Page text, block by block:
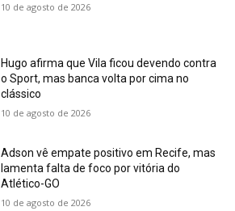
10 de agosto de 2026
Hugo afirma que Vila ficou devendo contra
o Sport, mas banca volta por cima no
clássico
10 de agosto de 2026
Adson vê empate positivo em Recife, mas
lamenta falta de foco por vitória do
Atlético-GO
10 de agosto de 2026